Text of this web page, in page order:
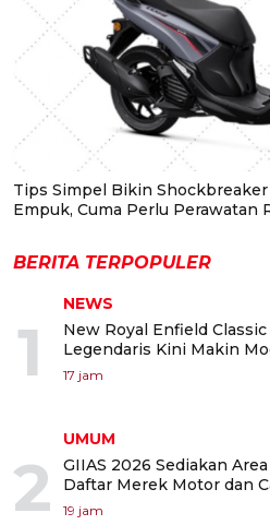
Tips Simpel Bikin Shockbreaker
Empuk, Cuma Perlu Perawatan
BERITA TERPOPULER
1
NEWS
New Royal Enfield
Legendaris Kini Makin
17 jam
2
UMUM
GIIAS 2026 Sediakan
Daftar Merek Motor dan
19 jam